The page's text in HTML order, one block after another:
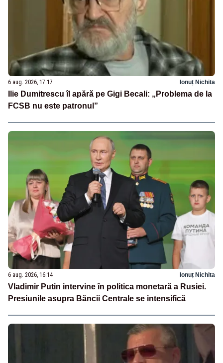
6 aug. 2026, 17:17 Ionuț Nichita
Ilie Dumitrescu îl apără pe Gigi Becali: „Problema de la
FCSB nu este patronul”
6 aug. 2026, 16:14 Ionuț Nichita
Vladimir Putin intervine în politica monetară a Rusiei.
Presiunile asupra Băncii Centrale se intensifică